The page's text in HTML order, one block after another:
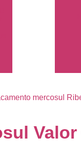
mercosul
Valor